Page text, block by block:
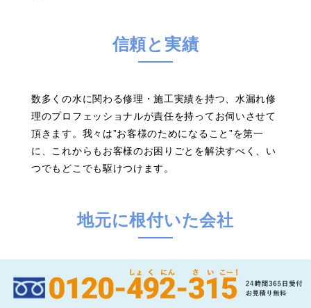
信頼と実績
数多くの水に関わる修理・施工実績を持つ、水漏れ修
理のプロフェッショナルが責任を持ってお伺いさせて
頂きます。我々は”お客様のためになること”を第一
に、これからもお客様のお困りごとを解決すべく、い
つでもどこでも駆けつけます。
地元に根付いた会社
兵庫に暮らす皆様に愛される企業として、お客様の水
まわりのお困り事やトラブルを真っ先に解決する存在